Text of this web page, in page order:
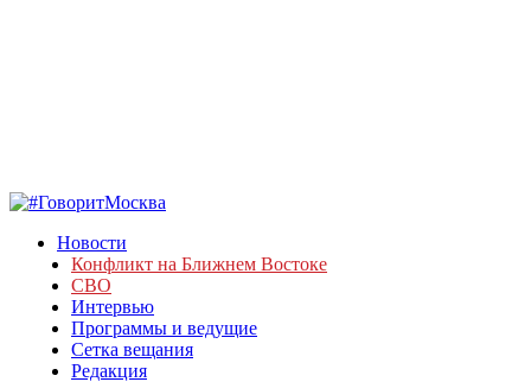
Новости
Конфликт на Ближнем Востоке
СВО
Интервью
Программы и ведущие
Сетка вещания
Редакция